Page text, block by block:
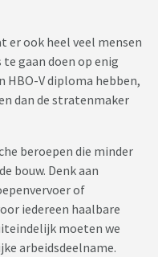
er ook heel veel mensen
gaan doen op enig
HBO-V diploma hebben,
dan de stratenmaker
beroepen die minder
bouw. Denk aan
of
iedereen haalbare
moeten we
arbeidsdeelname.